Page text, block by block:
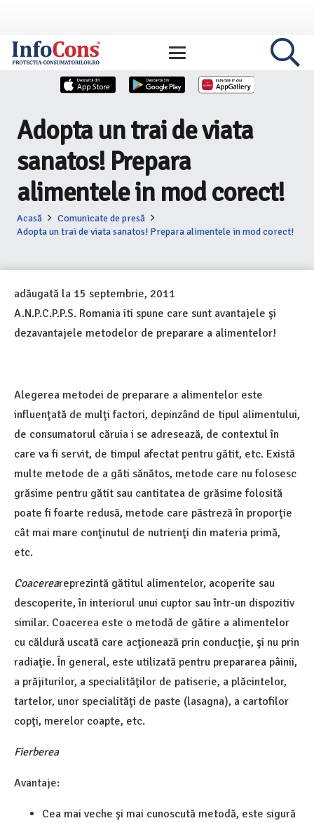
Adopta un trai de viata
sanatos! Prepara
alimentele in mod corect!
Acasă
Comunicate de presă
Adopta un trai de viata sanatos! Prepara alimentele in mod corect!
adăugată la 15 septembrie, 2011
A.N.P.C.P.P.S. Romania iti spune care sunt avantajele şi
dezavantajele metodelor de preparare a alimentelor!
Alegerea metodei de preparare a alimentelor este
influenţată de mulţi factori, depinzând de tipul alimentului,
de consumatorul căruia i se adresează, de contextul în
care va fi servit, de timpul afectat pentru gătit, etc. Există
multe metode de a găti sănătos, metode care nu folosesc
grăsime pentru gătit sau cantitatea de grăsime folosită
poate fi foarte redusă, metode care păstreză în proporţie
cât mai mare conţinutul de nutrienţi din materia primă,
etc.
Coacereareprezintă gătitul alimentelor, acoperite sau
descoperite, în interiorul unui cuptor sau într-un dispozitiv
similar. Coacerea este o metodă de gătire a alimentelor
cu căldură uscată care acţionează prin conducţie, şi nu prin
radiaţie. În general, este utilizată pentru prepararea pâinii,
a prăjiturilor, a specialităţilor de patiserie, a plăcintelor,
tartelor, unor specialităţi de paste (lasagna), a cartofilor
copţi, merelor coapte, etc.
Fierberea
Avantaje:
Cea mai veche şi mai cunoscută metodă, este sigură